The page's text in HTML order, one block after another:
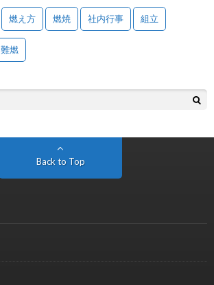
燃え方 燃焼 社内行事 組立
難燃
Back to Top